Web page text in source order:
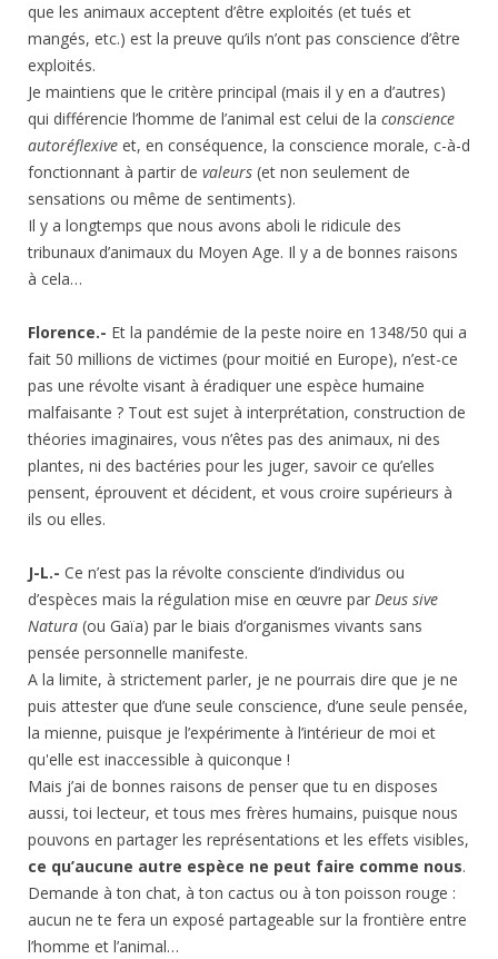
que les animaux acceptent d’être exploités (et tués et
mangés, etc.) est la preuve qu’ils n’ont pas conscience d’être
exploités.
Je maintiens que le critère principal (mais il y en a d’autres)
qui différencie l’homme de l’animal est celui de la conscience
autoréflexive et, en conséquence, la conscience morale, c-à-d
fonctionnant à partir de valeurs (et non seulement de
sensations ou même de sentiments).
Il y a longtemps que nous avons aboli le ridicule des
tribunaux d’animaux du Moyen Age. Il y a de bonnes raisons
à cela…
Florence.- Et la pandémie de la peste noire en 1348/50 qui a
fait 50 millions de victimes (pour moitié en Europe), n’est-ce
pas une révolte visant à éradiquer une espèce humaine
malfaisante ? Tout est sujet à interprétation, construction de
théories imaginaires, vous n’êtes pas des animaux, ni des
plantes, ni des bactéries pour les juger, savoir ce qu’elles
pensent, éprouvent et décident, et vous croire supérieurs à
ils ou elles.
J-L.- Ce n’est pas la révolte consciente d’individus ou
d’espèces mais la régulation mise en œuvre par Deus sive
Natura (ou Gaïa) par le biais d’organismes vivants sans
pensée personnelle manifeste.
A la limite, à strictement parler, je ne pourrais dire que je ne
puis attester que d’une seule conscience, d’une seule pensée,
la mienne, puisque je l’expérimente à l’intérieur de moi et
qu'elle est inaccessible à quiconque !
Mais j’ai de bonnes raisons de penser que tu en disposes
aussi, toi lecteur, et tous mes frères humains, puisque nous
pouvons en partager les représentations et les effets visibles,
ce qu’aucune autre espèce ne peut faire comme nous.
Demande à ton chat, à ton cactus ou à ton poisson rouge :
aucun ne te fera un exposé partageable sur la frontière entre
l’homme et l’animal…